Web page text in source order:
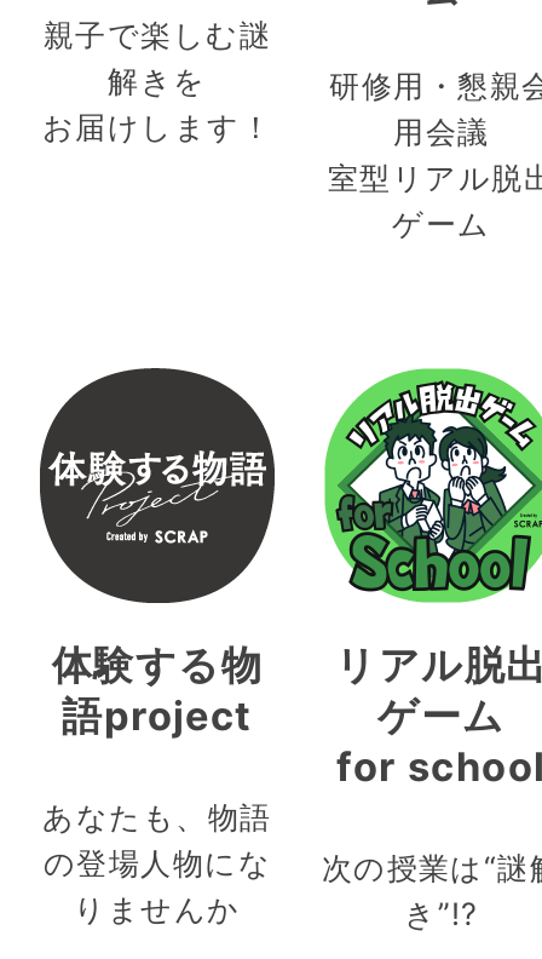
親子で楽しむ謎
解きを
お届けします！
研修用・懇親
用会議
室型リアル脱
ゲーム
体験する物
語project
あなたも、物語
の登場人物にな
りませんか
リアル脱
ゲーム
for
次の授業は“謎
き”!?